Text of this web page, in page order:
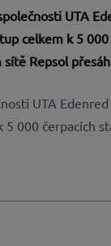
UTA
celkem k 5
sítě Repsol
UTA
000 čerpacích